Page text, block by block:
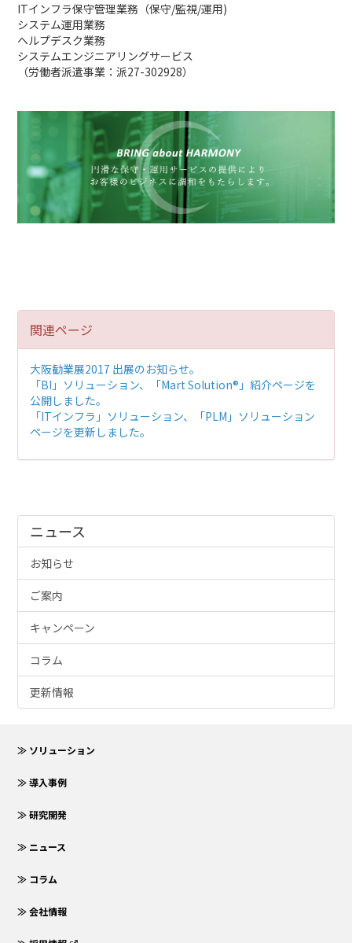
ITインフラ保守管理業務（保守/監視/運用)
システム運用業務
ヘルプデスク業務
システムエンジニアリングサービス
（労働者派遣事業：派27-302928）
関連ページ
大阪勧業展2017 出展のお知らせ。
「BI」ソリューション、「Mart Solution®」紹介ページを
公開しました。
「ITインフラ」ソリューション、「PLM」ソリューション
ページを更新しました。
ニュース
お知らせ
ご案内
キャンペーン
コラム
更新情報
≫ ソリューション
≫ 導入事例
≫ 研究開発
≫ ニュース
≫ コラム
≫ 会社情報